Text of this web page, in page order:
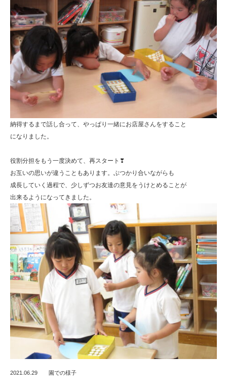
納得するまで話し合って、やっぱり一緒にお店屋さんをすること
になりました。
役割分担をもう一度決めて、再スタート❣
お互いの思いが違うこともあります。ぶつかり合いながらも
成長していく過程で、少しずつお友達の意見をうけとめることが
出来るようになってきました。
2021.06.29 園での様子